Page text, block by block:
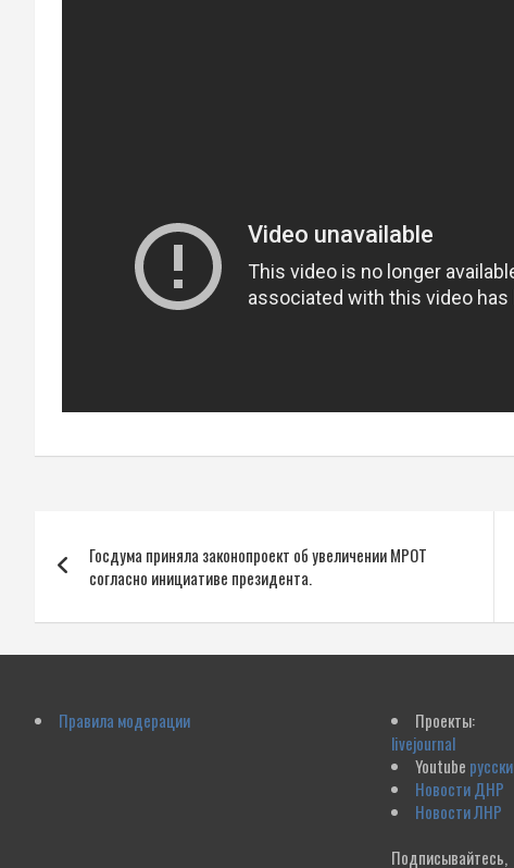
по
записям
Госдума приняла законопроект об увеличении МРОТ
согласно инициативе президента.
Правила модерации
Проекты:
livejournal
Youtube
Новости ДНР
Новости ЛНР
Подписывайтесь,